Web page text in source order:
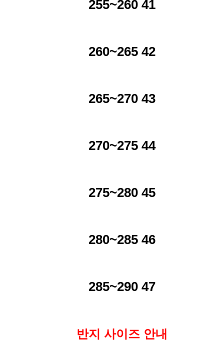
255~260 41
260~265 42
265~270 43
270~275 44
275~280 45
280~285 46
285~290 47
반지 사이즈 안내